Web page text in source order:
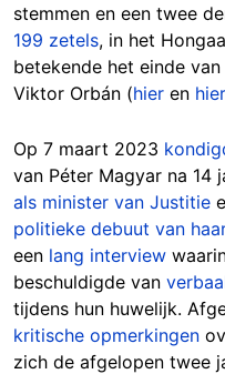
stemmen en een twee
199 zetels, in het
betekende het einde
Viktor Orbán (hier en hier
Op 7 maart 2023
van Péter Magyar na 14
als minister van Justitie
politieke debuut van
een lang interview
beschuldigde van
tijdens hun huwelijk.
kritische opmerkingen
zich de afgelopen twee